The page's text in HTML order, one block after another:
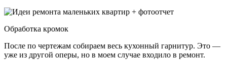
Обработка кромок
После по чертежам собираем весь кухонный гарнитур. Это —
уже из другой оперы, но в моем случае входило в ремонт.